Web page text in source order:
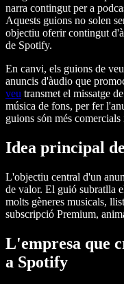
narra contingut per a
Aquests guions no solen
objectiu oferir contingut
de Spotify.
En canvi, els guions de
anuncis d'àudio que
veu transmet el missatge
música de fons, per fer
guions són més
Idea principal
L'objectiu central d'un
de valor. El guió subratlla
molts gèneres musicals,
subscripció Premium,
L'empresa que
a Spotify